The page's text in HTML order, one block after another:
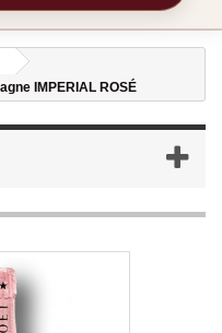
IMPERIAL ROSÉ